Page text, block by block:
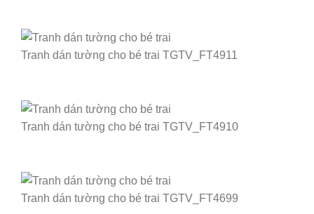
Tranh dán tường cho bé trai TGTV_FT4911
Tranh dán tường cho bé trai TGTV_FT4910
Tranh dán tường cho bé trai TGTV_FT4699